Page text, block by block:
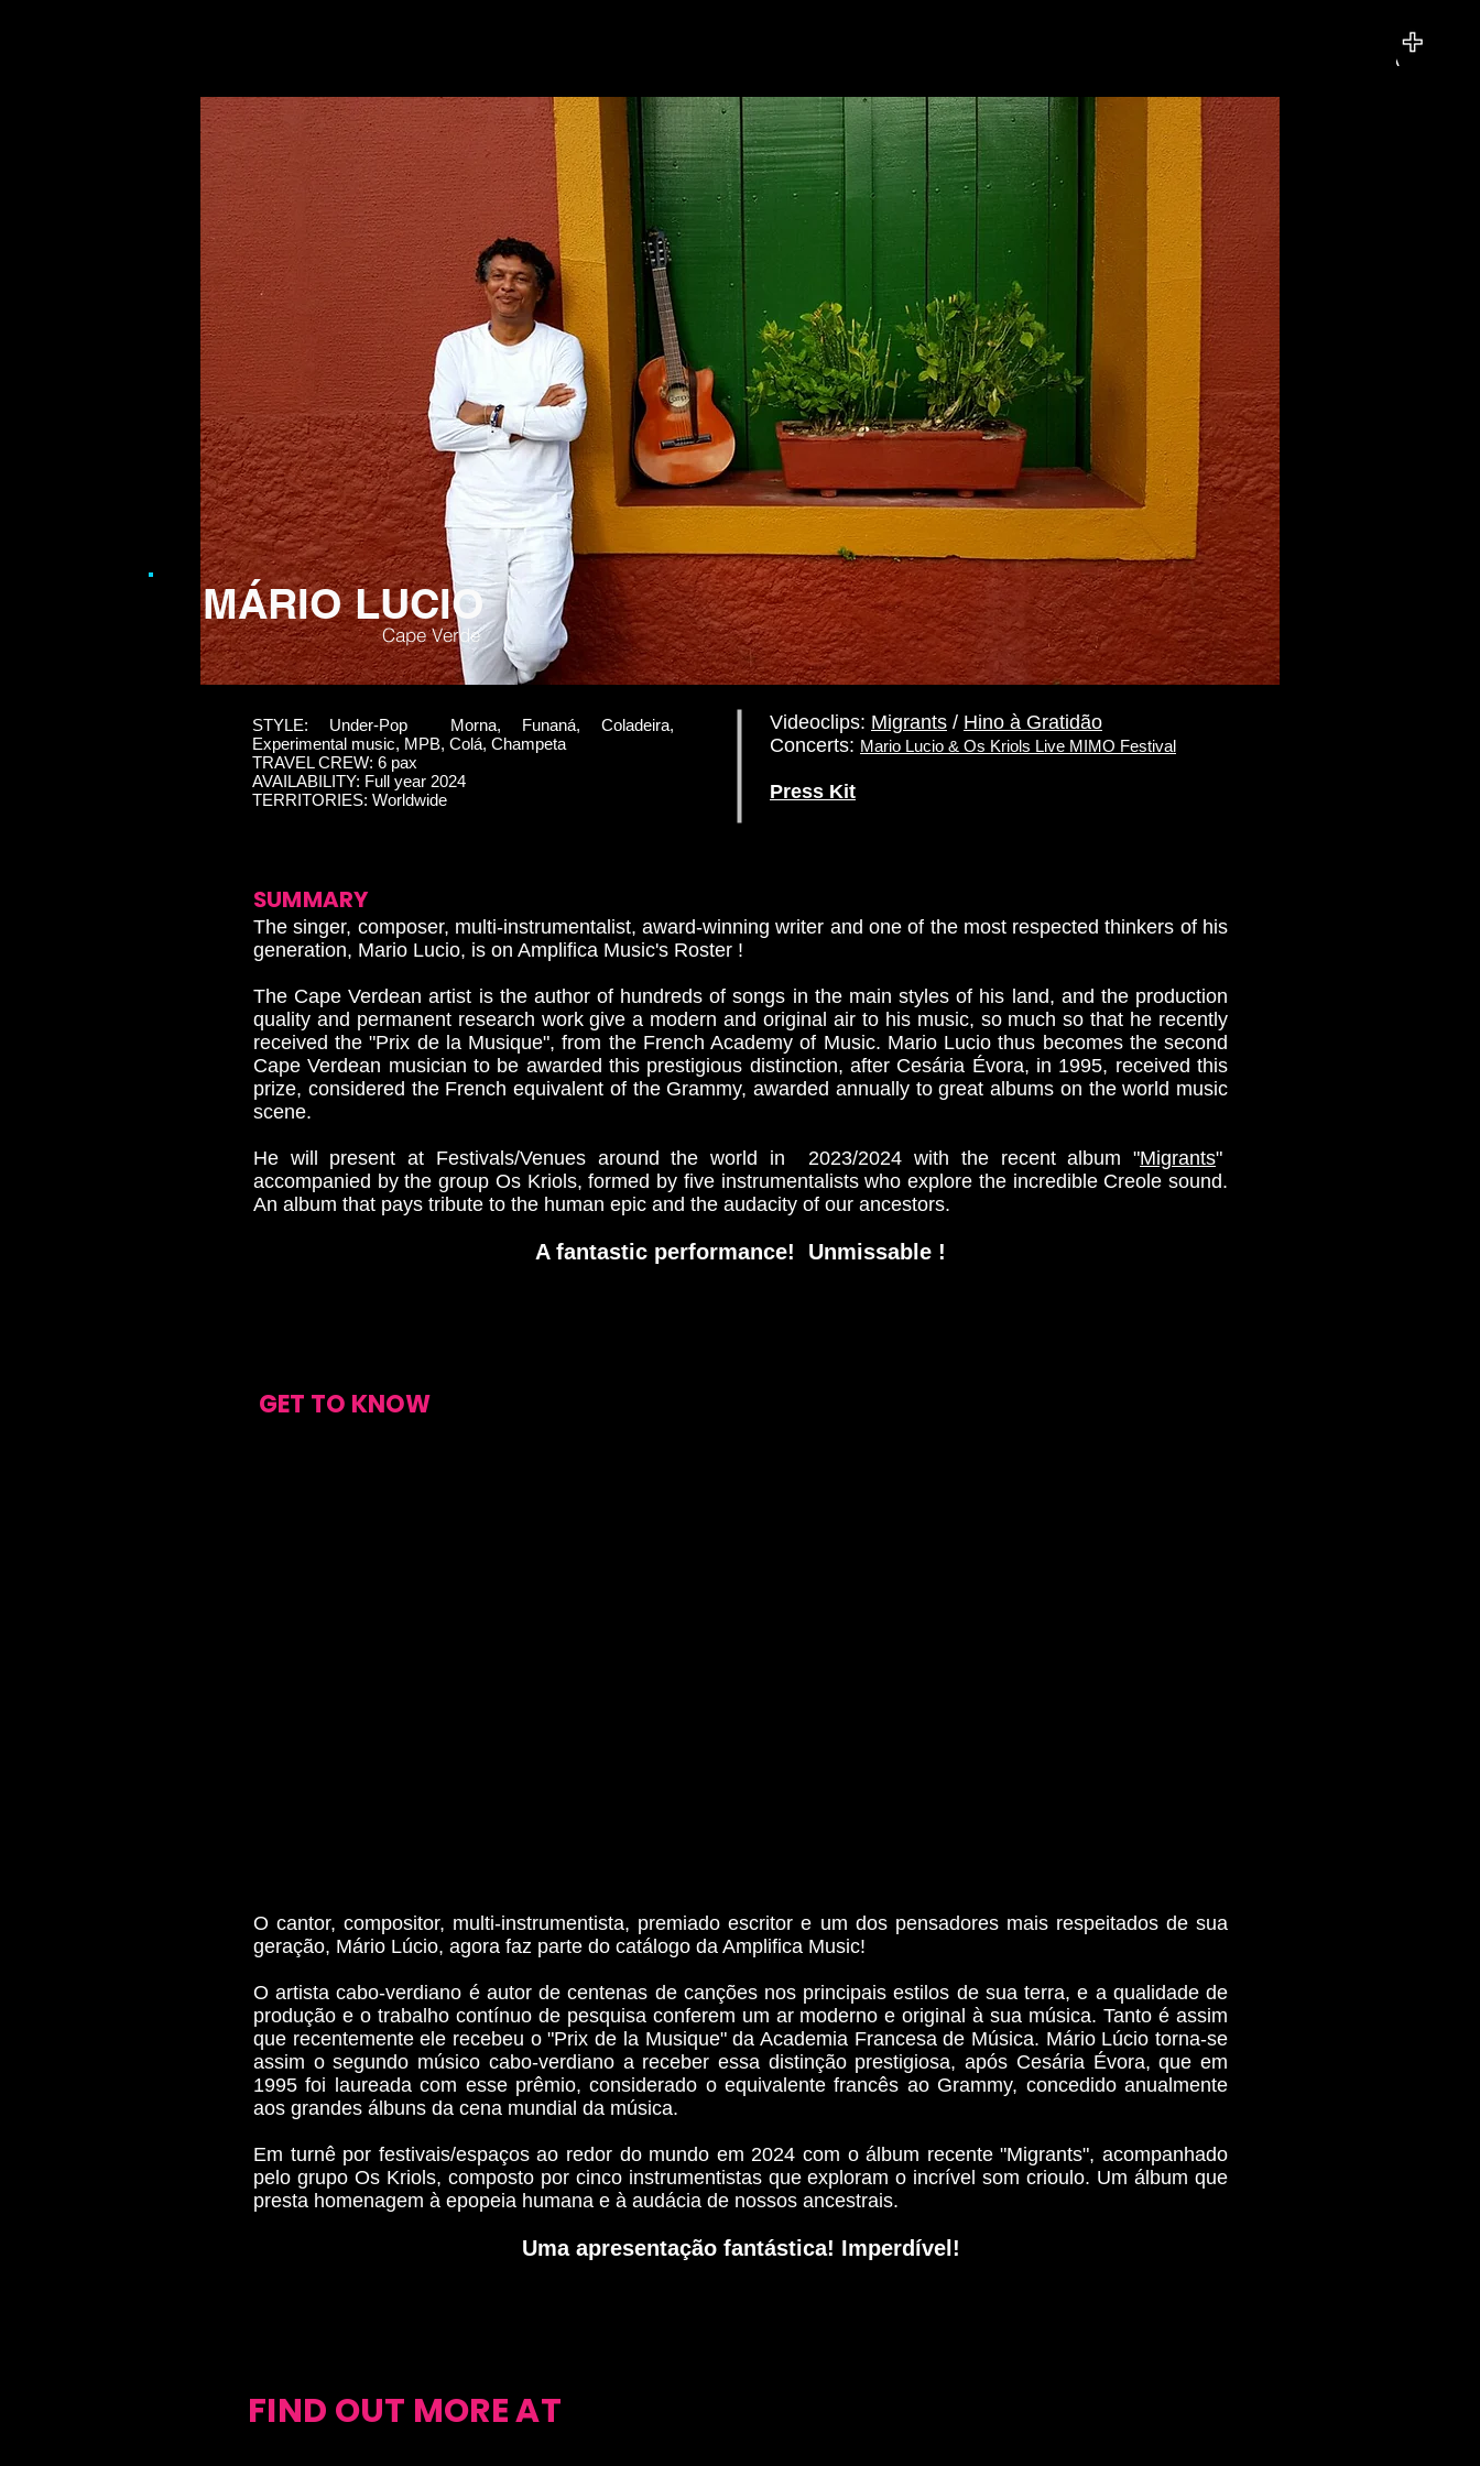
MÁRIO LUCIO
Cape Verde
STYLE: Under-Pop Morna, Funaná, Coladeira,
Experimental music, MPB, Colá, Champeta
TRAVEL CREW: 6 pax
AVAILABILITY: Full year 2024
TERRITORIES: Worldwide
Videoclips: Migrants / Hino à Gratidão
Concerts: Mario Lucio & Os Kriols Live MIMO Festival
Press Kit
SUMMARY
The singer, composer, multi-instrumentalist, award-winning writer and one of the most respected thinkers of his
generation, Mario Lucio, is on Amplifica Music's Roster !
The Cape Verdean artist is the author of hundreds of songs in the main styles of his land, and the production
quality and permanent research work give a modern and original air to his music, so much so that he recently
received the "Prix de la Musique", from the French Academy of Music. Mario Lucio thus becomes the second
Cape Verdean musician to be awarded this prestigious distinction, after Cesária Évora, in 1995, received this
prize, considered the French equivalent of the Grammy, awarded annually to great albums on the world music
scene.
He will present at Festivals/Venues around the world in 2023/2024 with the recent album "Migrants"
accompanied by the group Os Kriols, formed by five instrumentalists who explore the incredible Creole sound.
An album that pays tribute to the human epic and the audacity of our ancestors.
A fantastic performance! Unmissable !
GET TO KNOW
O cantor, compositor, multi-instrumentista, premiado escritor e um dos pensadores mais respeitados de sua
geração, Mário Lúcio, agora faz parte do catálogo da Amplifica Music!
O artista cabo-verdiano é autor de centenas de canções nos principais estilos de sua terra, e a qualidade de
produção e o trabalho contínuo de pesquisa conferem um ar moderno e original à sua música. Tanto é assim
que recentemente ele recebeu o "Prix de la Musique" da Academia Francesa de Música. Mário Lúcio torna-se
assim o segundo músico cabo-verdiano a receber essa distinção prestigiosa, após Cesária Évora, que em
1995 foi laureada com esse prêmio, considerado o equivalente francês ao Grammy, concedido anualmente
aos grandes álbuns da cena mundial da música.
Em turnê por festivais/espaços ao redor do mundo em 2024 com o álbum recente "Migrants", acompanhado
pelo grupo Os Kriols, composto por cinco instrumentistas que exploram o incrível som crioulo. Um álbum que
presta homenagem à epopeia humana e à audácia de nossos ancestrais.
Uma apresentação fantástica! Imperdível!
FIND OUT MORE AT